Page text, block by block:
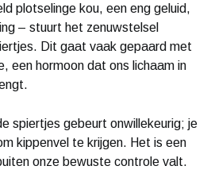
plotselinge kou, een eng geluid,
– stuurt het zenuwstelsel
Dit gaat vaak gepaard met
een hormoon dat ons lichaam in
spiertjes gebeurt onwillekeurig; je
kippenvel te krijgen. Het is een
onze bewuste controle valt.